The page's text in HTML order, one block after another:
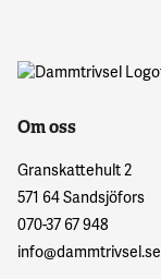
Om oss
Granskattehult 2
571 64 Sandsjöfors
070-37 67 948
info@dammtrivsel.se